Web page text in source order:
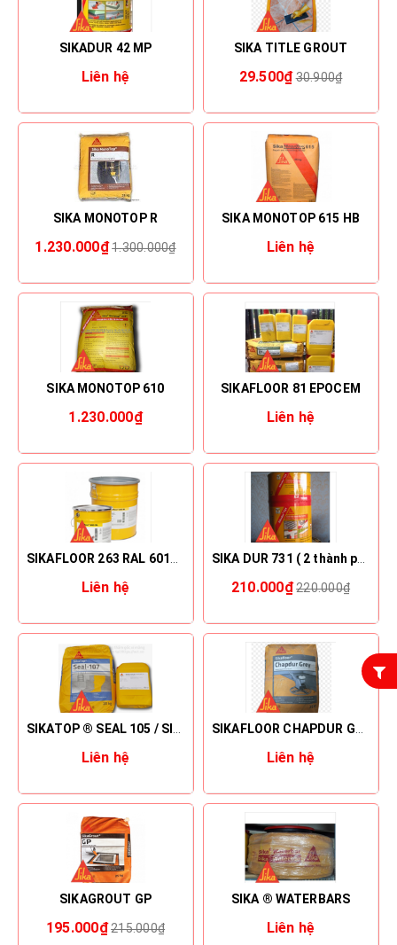
SIKADUR 42 MP
Liên hệ
SIKA TITLE GROUT
29.500₫ 30.900₫
SIKA MONOTOP R
1.230.000₫ 1.300.000₫
SIKA MONOTOP 615 HB
Liên hệ
SIKA MONOTOP 610
1.230.000₫
SIKAFLOOR 81 EPOCEM
Liên hệ
Liên hệ 210.000₫ 220.000₫
Liên hệ Liên hệ
SIKAGROUT GP
195.000₫ 215.000₫
SIKA ® WATERBARS
Liên hệ